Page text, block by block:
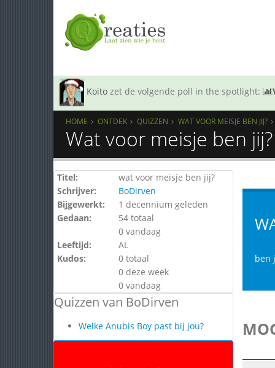
Koito zet de volgende poll in the spotlight:
HOME ONTDEK QUIZZEN WAT VOOR MEISJE BEN JIJ?
Wat voor meisje ben
Titel:
wat voor meisje ben jij?
Schrijver:
BoDirven
Bijgewerkt:
1 decennium geleden
Gedaan:
54 totaal
0 vandaag
Leeftijd:
AL
Kudos:
0 totaal
0 deze week
0 vandaag
Quizzen van BoDirven
Welke Anubis Boy past bij jou?
ben